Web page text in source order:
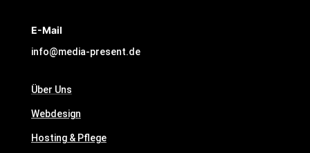
E-Mail
info@media-present.de
Über Uns
Webdesign
Hosting & Pflege